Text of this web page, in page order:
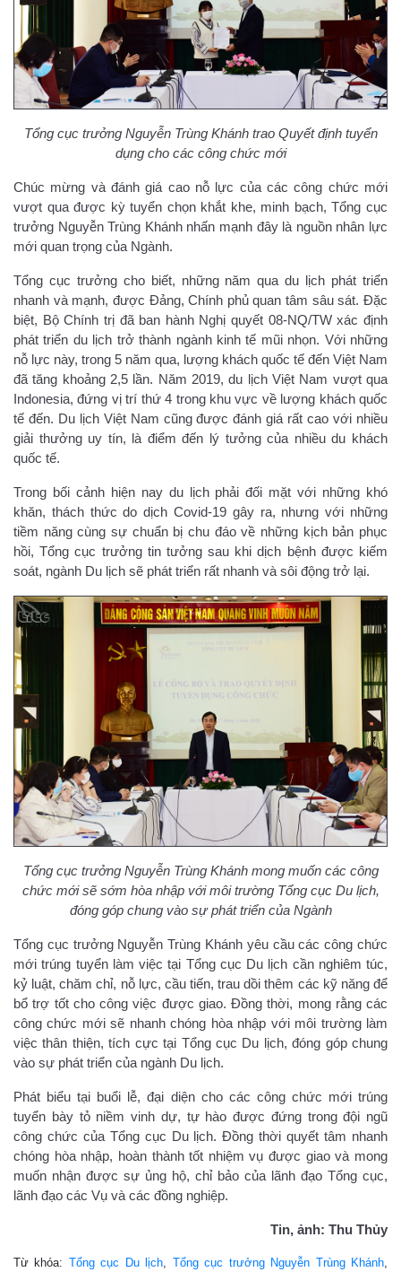
Tổng cục trưởng Nguyễn Trùng Khánh trao Quyết định tuyển
dụng cho các công chức mới
Chúc mừng và đánh giá cao nỗ lực của các công chức mới
vượt qua được kỳ tuyển chọn khắt khe, minh bạch, Tổng cục
trưởng Nguyễn Trùng Khánh nhấn mạnh đây là nguồn nhân lực
mới quan trọng của Ngành.
Tổng cục trưởng cho biết, những năm qua du lịch phát triển
nhanh và mạnh, được Đảng, Chính phủ quan tâm sâu sát. Đặc
biệt, Bộ Chính trị đã ban hành Nghị quyết 08-NQ/TW xác định
phát triển du lịch trở thành ngành kinh tế mũi nhọn. Với những
nỗ lực này, trong 5 năm qua, lượng khách quốc tế đến Việt Nam
đã tăng khoảng 2,5 lần. Năm 2019, du lịch Việt Nam vượt qua
Indonesia, đứng vị trí thứ 4 trong khu vực về lượng khách quốc
tế đến. Du lịch Việt Nam cũng được đánh giá rất cao với nhiều
giải thưởng uy tín, là điểm đến lý tưởng của nhiều du khách
quốc tế.
Trong bối cảnh hiện nay du lịch phải đối mặt với những khó
khăn, thách thức do dịch Covid-19 gây ra, nhưng với những
tiềm năng cùng sự chuẩn bị chu đáo về những kịch bản phục
hồi, Tổng cục trưởng tin tưởng sau khi dịch bệnh được kiếm
soát, ngành Du lịch sẽ phát triển rất nhanh và sôi động trở lại.
Tổng cục trưởng Nguyễn Trùng Khánh mong muốn các công
chức mới sẽ sớm hòa nhập với môi trường Tổng cục Du lịch,
đóng góp chung vào sự phát triển của Ngành
Tổng cục trưởng Nguyễn Trùng Khánh yêu cầu các công chức
mới trúng tuyển làm việc tại Tổng cục Du lịch cần nghiêm túc,
kỷ luật, chăm chỉ, nỗ lực, cầu tiến, trau dồi thêm các kỹ năng để
bổ trợ tốt cho công việc được giao. Đồng thời, mong rằng các
công chức mới sẽ nhanh chóng hòa nhập với môi trường làm
việc thân thiện, tích cực tại Tổng cục Du lịch, đóng góp chung
vào sự phát triển của ngành Du lịch.
Phát biểu tại buổi lễ, đại diện cho các công chức mới trúng
tuyển bày tỏ niềm vinh dự, tự hào được đứng trong đội ngũ
công chức của Tổng cục Du lịch. Đồng thời quyết tâm nhanh
chóng hòa nhập, hoàn thành tốt nhiệm vụ được giao và mong
muốn nhận được sự ủng hộ, chỉ bảo của lãnh đạo Tổng cục,
lãnh đạo các Vụ và các đồng nghiệp.
Tin, ảnh: Thu Thủy
Từ khóa: Tổng cục Du lịch, Tổng cục trưởng Nguyễn Trùng Khánh,